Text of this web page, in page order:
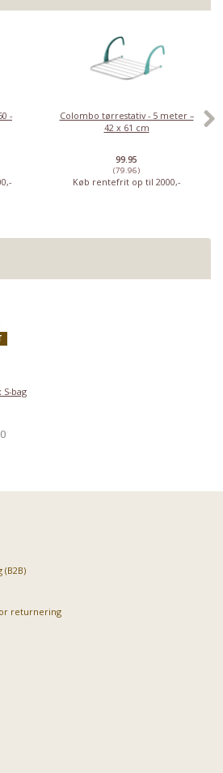
-
Colombo tørrestativ - 5 meter –
42 x 61 cm
99.95
(79.96)
Køb rentefrit op til 2000,-
bag
(B2B)
returnering
29,95